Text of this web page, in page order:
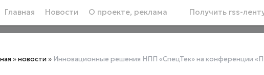
Главная Новости О проекте, реклама Получить rss-
»новости » Инновационные решения НПП «СпецТек» на конференции